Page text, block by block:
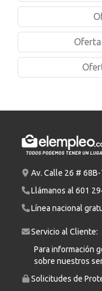
Av. Calle 26 #
Llámanos al 601
Línea nacional
Servicio al Cliente:
Para información
sobre nuestros
Solicitudes de